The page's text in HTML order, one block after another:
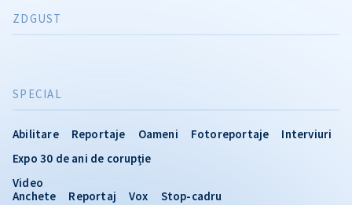
SPECIAL
Abilitare Reportaje Oameni Fotoreportaje
Interviuri
Expo 30 de ani de corupție
Video
Anchete
Reportaj Vox Stop-cadru
ZDGUST